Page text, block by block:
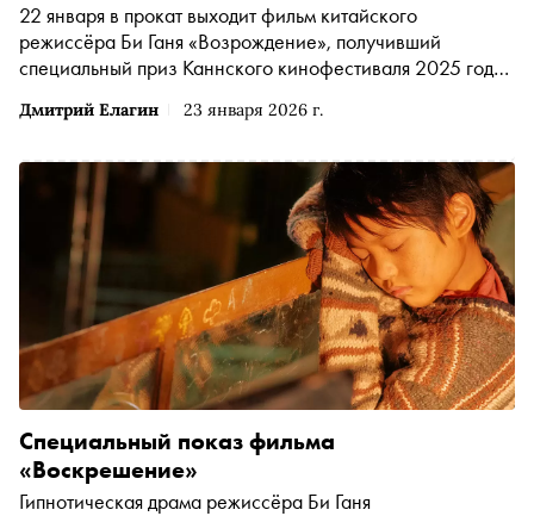
Дмитрий Елагин 23 января 2026 г.
22 января в прокат выходит фильм китайского
режиссёра Би Ганя «Возрождение», получивший
специальный приз Каннского кинофестиваля 2025 года.
новелл посвящена одному из шести человеческих
произведении совместить рассуждения о судьбе
киноискусства и родной страны, — в материале «Сноба»
Специальный показ фильма
«Воскрешение»
Гипнотическая драма режиссёра Би Ганя